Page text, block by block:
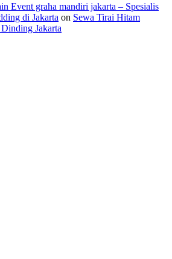
Event graha mandiri jakarta – Spesialis
di Jakarta on Sewa Tirai Hitam
Jakarta